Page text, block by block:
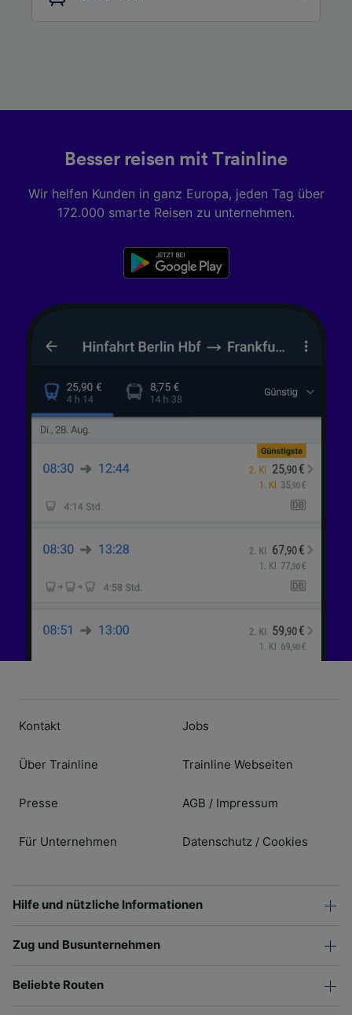
Besser reisen mit Trainline
Wir helfen Kunden in ganz Europa, jeden Tag über
172.000 smarte Reisen zu unternehmen.
Kontakt
Über Trainline
Presse
Für Unternehmen
Jobs
Trainline Webseiten
AGB / Impressum
Datenschutz / Cookies
Hilfe und nützliche Informationen
Zug und Busunternehmen
Beliebte Routen